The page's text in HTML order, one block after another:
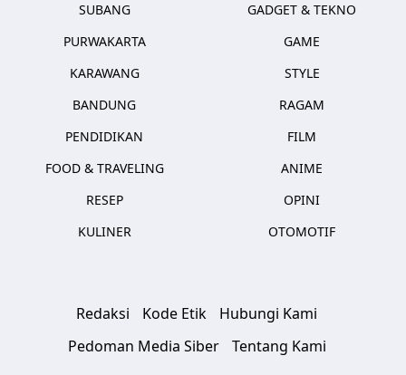
SUBANG
PURWAKARTA
KARAWANG
BANDUNG
PENDIDIKAN
FOOD & TRAVELING
RESEP
KULINER
GADGET & TEKNO
GAME
STYLE
RAGAM
FILM
ANIME
OPINI
OTOMOTIF
Redaksi Kode Etik
Hubungi Kami
Pedoman Media Siber
Tentang Kami